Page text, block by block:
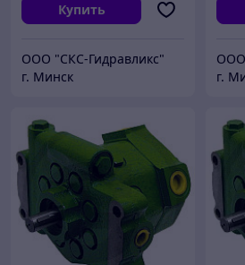
Купить
ООО "СКС-Гидравликс"
г. Минск
ООО
г.